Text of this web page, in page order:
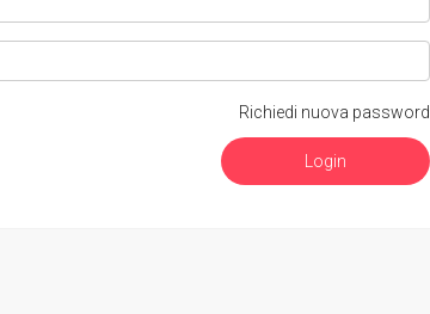
Richiedi nuova password